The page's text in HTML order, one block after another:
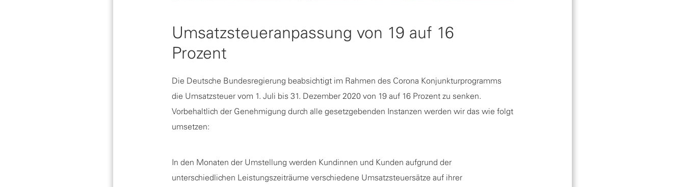
Umsatzsteueranpassung von 19 auf 16
Prozent
Die Deutsche Bundesregierung beabsichtigt im Rahmen des Corona Konjunkturprogramms
die Umsatzsteuer vom 1. Juli bis 31. Dezember 2020 von 19 auf 16 Prozent zu senken.
Vorbehaltlich der Genehmigung durch alle gesetzgebenden Instanzen werden wir das wie folgt
umsetzen:
In den Monaten der Umstellung werden Kundinnen und Kunden aufgrund der
unterschiedlichen Leistungszeiträume verschiedene Umsatzsteuersätze auf ihrer